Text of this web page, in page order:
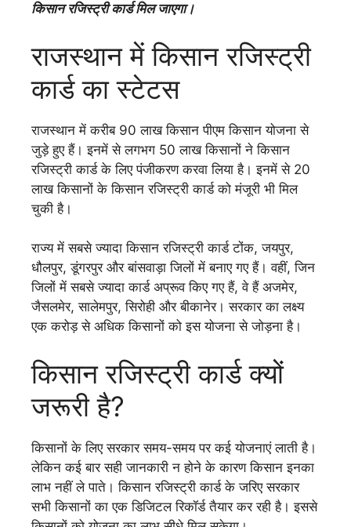
किसान रजिस्ट्री कार्ड मिल जाएगा।
राजस्थान में किसान रजिस्ट्री
कार्ड का स्टेटस
राजस्थान में करीब 90 लाख किसान पीएम किसान योजना से
जुड़े हुए हैं। इनमें से लगभग 50 लाख किसानों ने किसान
रजिस्ट्री कार्ड के लिए पंजीकरण करवा लिया है। इनमें से 20
लाख किसानों के किसान रजिस्ट्री कार्ड को मंजूरी भी मिल
चुकी है।
राज्य में सबसे ज्यादा किसान रजिस्ट्री कार्ड टोंक, जयपुर,
धौलपुर, डूंगरपुर और बांसवाड़ा जिलों में बनाए गए हैं। वहीं, जिन
जिलों में सबसे ज्यादा कार्ड अप्रूव किए गए हैं, वे हैं अजमेर,
जैसलमेर, सालेमपुर, सिरोही और बीकानेर। सरकार का लक्ष्य
एक करोड़ से अधिक किसानों को इस योजना से जोड़ना है।
किसान रजिस्ट्री कार्ड क्यों
जरूरी है?
किसानों के लिए सरकार समय-समय पर कई योजनाएं लाती है।
लेकिन कई बार सही जानकारी न होने के कारण किसान इनका
लाभ नहीं ले पाते। किसान रजिस्ट्री कार्ड के जरिए सरकार
सभी किसानों का एक डिजिटल रिकॉर्ड तैयार कर रही है। इससे